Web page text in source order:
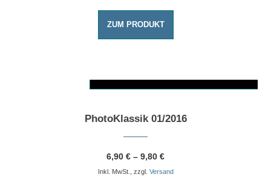
ZUM PRODUKT
Dieses Produkt weist mehrere Varianten auf. Die Optionen können auf der Produktseite gewählt werden
PhotoKlassik 01/2016
6,90 € – 9,80 €
Inkl. MwSt., zzgl. Versand